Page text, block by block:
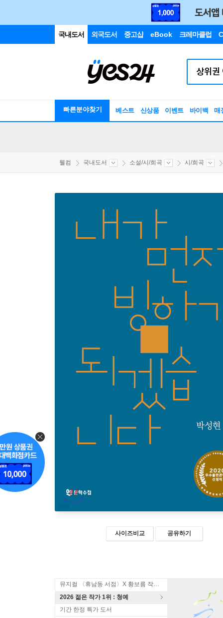
국내도서 외국도서 중고샵 eBook 크레마클럽
빠른분야찾기 베스트 신상품 이벤트 바이백 매
웰컴 국내도서 소설/시/희곡 시/희곡
사이즈비교 공유하기
뮤지컬 〈휴남동 서점〉X 황보름 작가 북토크
2026 젊은 작가 1위 : 청예
기간 한정 특가 도서